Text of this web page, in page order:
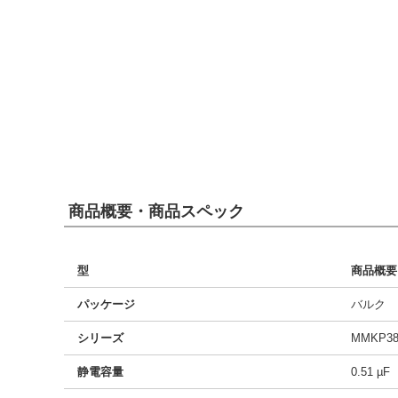
商品概要・商品スペック
型 商品概要
パッケージ バルク
シリーズ
静電容量 0.51 µF